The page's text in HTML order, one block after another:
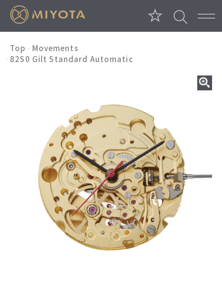
Top
Movements
82S0 Gilt Standard Automatic